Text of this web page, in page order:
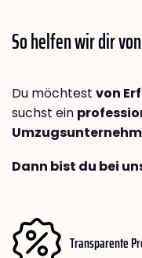
So helfen wir dir
Du möchtest von
suchst ein
Dann bist du bei
Transparente